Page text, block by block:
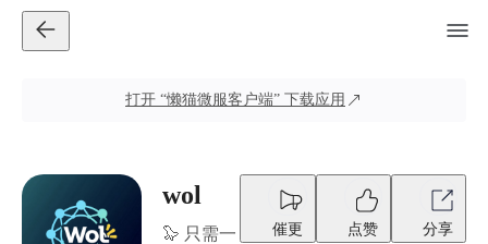
打开 “懒猫微服客户端” 下载应用
wol
🦭 只需一
催更 点赞 分享